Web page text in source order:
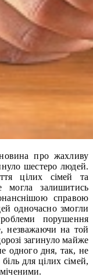
про жахливу
шестеро людей.
цілих сімей та
могла залишитись
справою
одночасно змогли
порушення
незважаючи на той
загинуло майже
одного дня, так, не
для цілих сімей,